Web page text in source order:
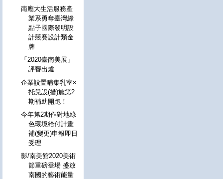
南應大生活服務產
業系勇奪臺灣綠
點子國際發明設
計競賽設計類金
牌
「2020臺南美展」
評審出爐
企業設置哺集乳室×
托兒設(措)施第2
期補助開跑！
今年第2期作對地綠
色環境給付計畫
補(變更)申報即日
受理
影/南美館2020美術
節重磅登場 盛放
南國的藝術能量